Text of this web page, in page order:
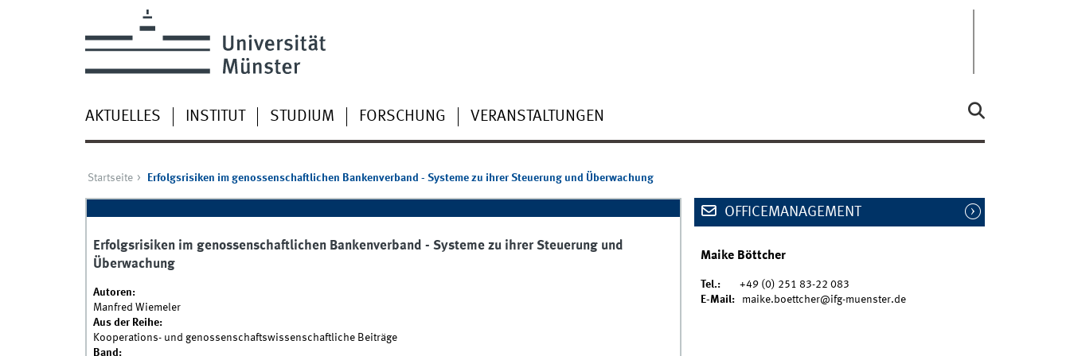
AKTUELLES INSTITUT STUDIUM FORSCHUNG VERANSTALTUNGEN
Startseite Erfolgsrisiken im genossenschaftlichen Bankenverband - Systeme zu ihrer Steuerung und Überwachung
Erfolgsrisiken im genossenschaftlichen Bankenverband - Systeme zu ihrer Steuerung und
Überwachung
Autoren:
Manfred Wiemeler
Aus der Reihe:
Kooperations- und genossenschaftswissenschaftliche Beiträge
Band:
OFFICEMANAGEMENT
Maike Böttcher
Tel.: +49 (0) 251 83-22 083
E-Mail: maike.boettcher@ifg-muenster.de